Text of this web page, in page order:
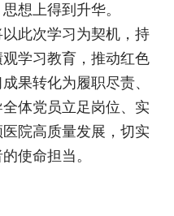
想上得到升华。
此次学习为契机，持
学习教育，推动红色
果转化为履职尽责、
体党员立足岗位、实
院高质量发展，切实
使命担当。